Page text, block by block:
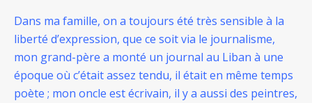
Dans ma famille, on a toujours été très sensible à la
liberté d’expression, que ce soit via le journalisme,
mon grand-père a monté un journal au Liban à une
époque où c’était assez tendu, il était en même temps
poète ; mon oncle est écrivain, il y a aussi des peintres,